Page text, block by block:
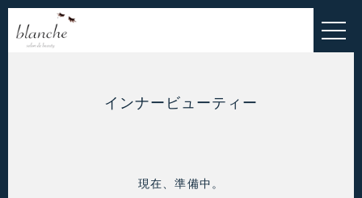
HOME
ESTHETIC MENUインナービューティー
現在、準備中。